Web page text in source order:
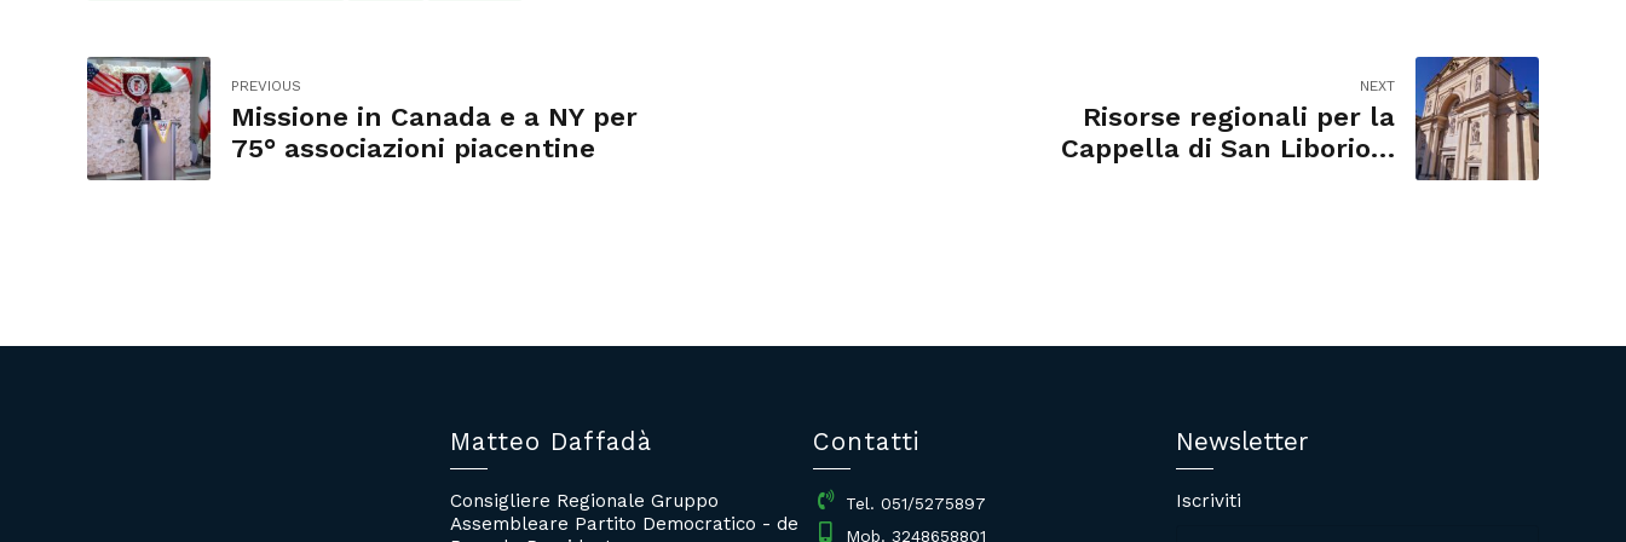
PREVIOUS
Missione in Canada e a NY per
75° associazioni piacentine
NEXT
Risorse regionali per la
Cappella di San Liborio a
Matteo Daffadà
Consigliere Regionale Gruppo
Assembleare Partito Democratico - de
Contatti
Tel. 051/5275897
Mob. 3248658801
Newsletter
Iscriviti